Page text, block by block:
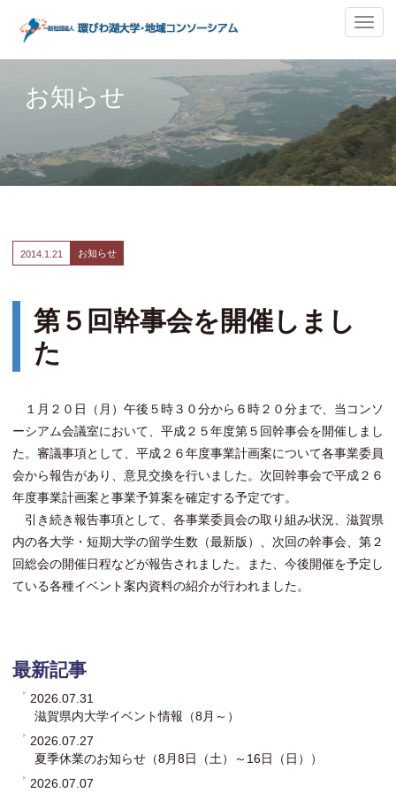
ナ
ビ
ゲ
ー
シ
ョ
ン
替
お知らせ
2014. 1.21 お知らせ
第５回幹事会を開催しまし
た
１月２０日（月）午後５時３０分から６時２０分まで、当コンソ
ーシアム会議室において、平成２５年度第５回幹事会を開催しまし
た。審議事項として、平成２６年度事業計画案について各事業委員
会から報告があり、意見交換を行いました。次回幹事会で平成２６
年度事業計画案と事業予算案を確定する予定です。
引き続き報告事項として、各事業委員会の取り組み状況、滋賀県
内の各大学・短期大学の留学生数（最新版）、次回の幹事会、第２
回総会の開催日程などが報告されました。また、今後開催を予定し
ている各種イベント案内資料の紹介が行われました。
最新記事
2026.07.31
滋賀県内大学イベント情報（8月～）
2026.07.27
夏季休業のお知らせ（8月8日（土）～16日（日））
2026.07.07